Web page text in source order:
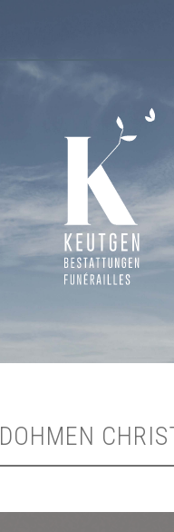
Keutgen |
DOHMEN